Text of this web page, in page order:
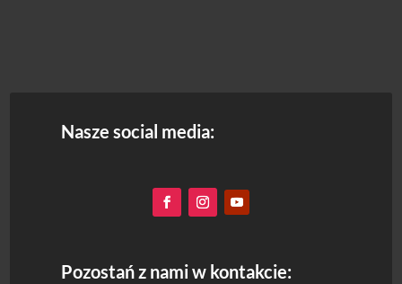
Nasze social media:
Pozostań z nami w kontakcie: